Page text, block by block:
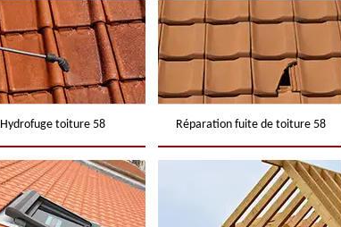
Hydrofuge toiture 58 Réparation fuite de toiture 58